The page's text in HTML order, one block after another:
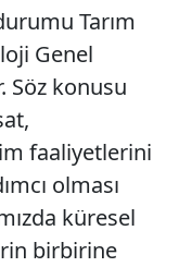
Tarım
Genel
Söz konusu
faaliyetlerini
olması
küresel
birbirine